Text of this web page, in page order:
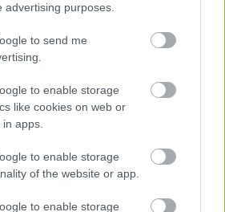
advertising purposes.
to send me
to enable storage
like cookies on web or
apps.
to enable storage
of the website or app.
to enable storage
Andrea, egykori műhelyes,